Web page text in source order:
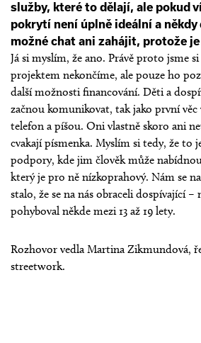
služby, které to dělají, ale pokud
pokrytí není úplně ideální a někdy
možné chat ani zahájit, protože
Já si myslím, že ano. Právě proto jsme
projektem nekončíme, ale pouze ho
další možnosti financování. Děti a
začnou komunikovat, tak jako první
telefon a píšou. Oni vlastně skoro ani
cvakají písmenka. Myslím si tedy, že to
podpory, kde jim člověk může
který je pro ně nízkoprahový. Nám se
stalo, že se na nás obraceli dospívající –
pohyboval někde mezi 13 až 19 lety.
Rozhovor vedla Martina Zikmundová,
streetwork.